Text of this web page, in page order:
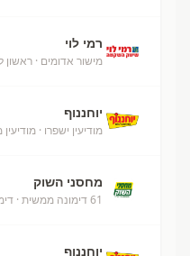
רמי לוי
מישור אדומים · ראשון
יוחננוף
מודיעין ישפרו ·
מחסני השוק
61 דימונה ממשית ·
יוחננוף